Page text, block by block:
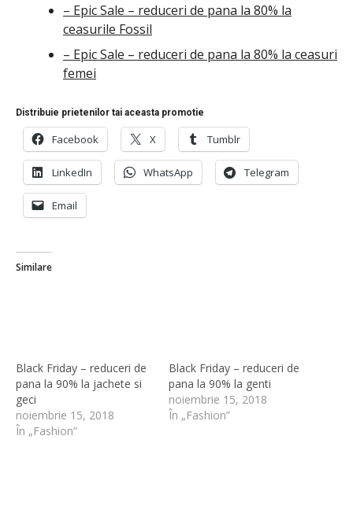
– Epic Sale – reduceri de pana la 80% la
ceasurile Fossil
– Epic Sale – reduceri de pana la 80% la ceasuri
femei
Distribuie prietenilor tai aceasta promotie
Facebook X Tumblr
LinkedIn WhatsApp Telegram
Email
Similare
Black Friday – reduceri de
pana la 90% la jachete si
geci
noiembrie 15, 2018
În „Fashion”
Black Friday – reduceri de
pana la 90% la genti
noiembrie 15, 2018
În „Fashion”